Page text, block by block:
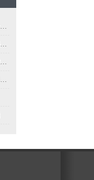
· 关于实验室设计施工不得不看的几个要点
· 了解实验室通风柜实验台等家具容易受潮怎么办呢
· 确定实验室工作台安装位置需要考虑哪些因素
· 你知道怎么操作实验室通风柜的变风量吗